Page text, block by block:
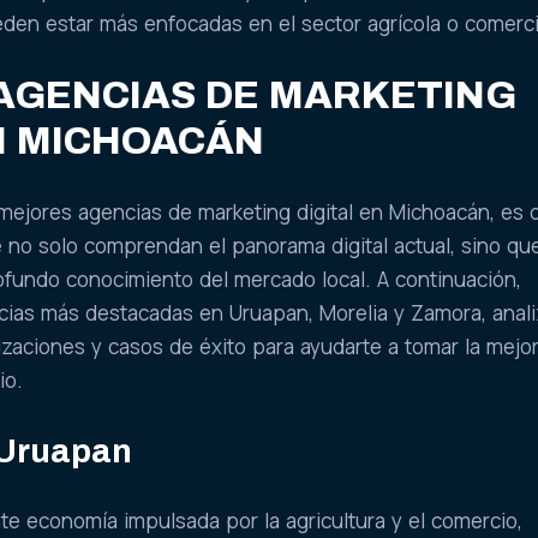
estar más enfocadas en el sector agrícola o
DE MARKETING
MICHOACÁN
agencias de marketing digital en Michoacán, es
solo comprendan el panorama digital actual, sino
conocimiento del mercado local. A continuación,
más destacadas en Uruapan, Morelia y Zamora,
y casos de éxito para ayudarte a tomar la
economía impulsada por la agricultura y el comercio,